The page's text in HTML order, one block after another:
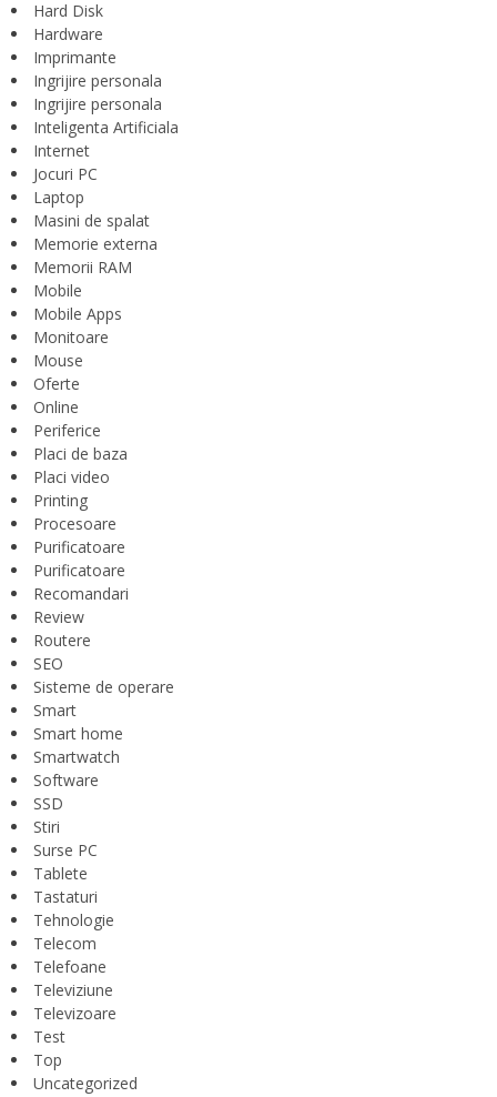
Hard Disk
Hardware
Imprimante
Ingrijire personala
Ingrijire personala
Inteligenta Artificiala
Internet
Jocuri PC
Laptop
Masini de spalat
Memorie externa
Memorii RAM
Mobile
Mobile Apps
Monitoare
Mouse
Oferte
Online
Periferice
Placi de baza
Placi video
Printing
Procesoare
Purificatoare
Purificatoare
Recomandari
Review
Routere
SEO
Sisteme de operare
Smart
Smart home
Smartwatch
Software
SSD
Stiri
Surse PC
Tablete
Tastaturi
Tehnologie
Telecom
Telefoane
Televiziune
Televizoare
Test
Top
Uncategorized